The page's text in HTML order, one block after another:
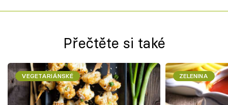
Přečtěte si také
VEGETARIÁNSKÉ ZELENINA